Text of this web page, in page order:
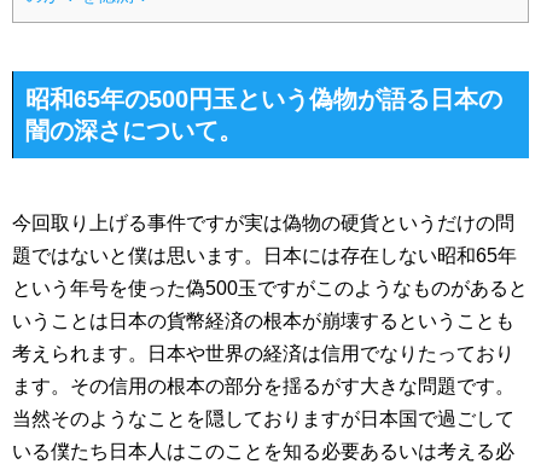
昭和65年の500円玉という偽物が語る日本の
闇の深さについて。
今回取り上げる事件ですが実は偽物の硬貨というだけの問
題ではないと僕は思います。日本には存在しない昭和65年
という年号を使った偽500玉ですがこのようなものがあると
いうことは日本の貨幣経済の根本が崩壊するということも
考えられます。日本や世界の経済は信用でなりたっており
ます。その信用の根本の部分を揺るがす大きな問題です。
当然そのようなことを隠しておりますが日本国で過ごして
いる僕たち日本人はこのことを知る必要あるいは考える必